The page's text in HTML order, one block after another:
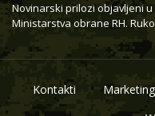
Novinarski prilozi objavljeni
Ministarstva obrane RH.
Kontakti Marketing